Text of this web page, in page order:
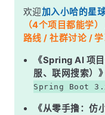
三、清理镜像
欢迎加入小哈的星
（4个项目都能学
路线 / 社群讨论 /
《Spring AI 项
服、联网搜索）》
Spring Boot
《从零手撸：仿